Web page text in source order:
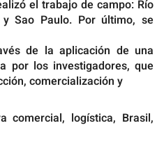
el trabajo de campo: Río
Sao Paulo. Por último, se
de la aplicación de una
por los investigadores, que
comercialización y
comercial, logística, Brasil,